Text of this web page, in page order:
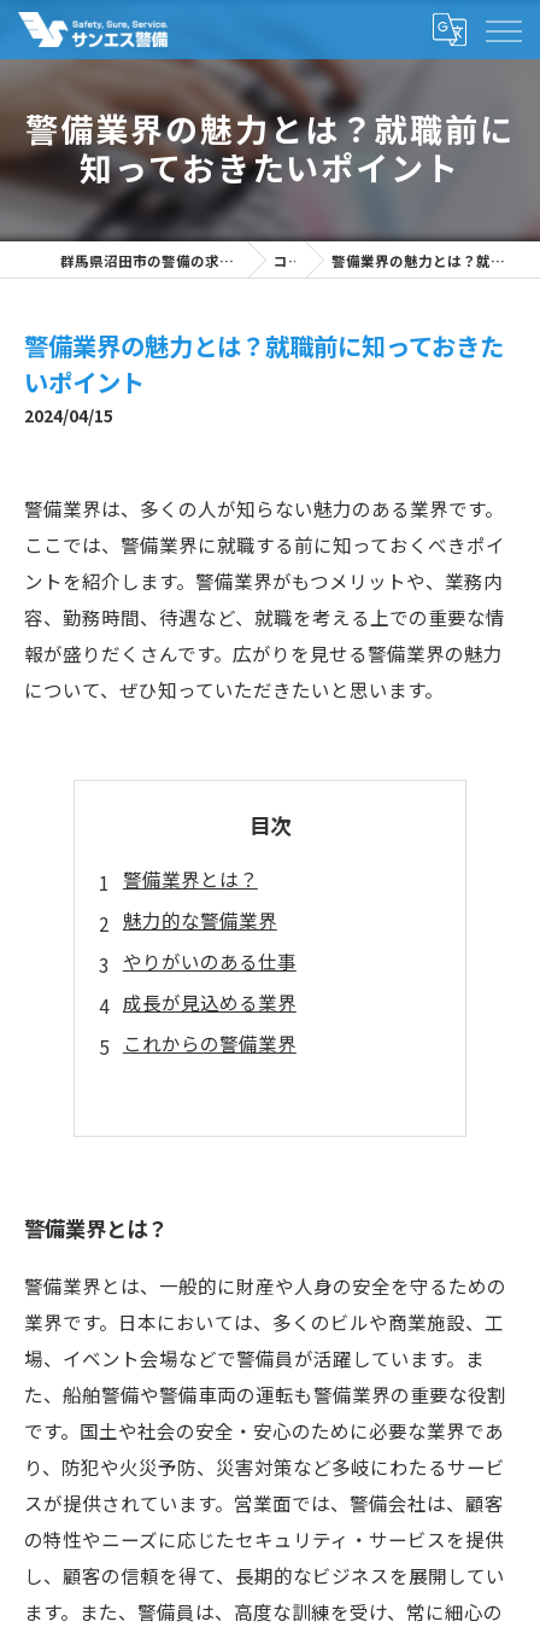
警備業界の魅力とは？就職前に
知っておきたいポイント
群馬県沼田市の警備の求人なら株式会社サンエス警備 コラム 警備業界の魅力とは？就職前に知っておきたいポイント
警備業界の魅力とは？就職前に知っておきた
いポイント
2024/04/15
警備業界は、多くの人が知らない魅力のある業界です。
ここでは、警備業界に就職する前に知っておくべきポイ
ントを紹介します。警備業界がもつメリットや、業務内
容、勤務時間、待遇など、就職を考える上での重要な情
報が盛りだくさんです。広がりを見せる警備業界の魅力
について、ぜひ知っていただきたいと思います。
目次
警備業界とは？
魅力的な警備業界
やりがいのある仕事
成長が見込める業界
これからの警備業界
警備業界とは？
警備業界とは、一般的に財産や人身の安全を守るための
業界です。日本においては、多くのビルや商業施設、工
場、イベント会場などで警備員が活躍しています。ま
た、船舶警備や警備車両の運転も警備業界の重要な役割
です。国土や社会の安全・安心のために必要な業界であ
り、防犯や火災予防、災害対策など多岐にわたるサービ
スが提供されています。営業面では、警備会社は、顧客
の特性やニーズに応じたセキュリティ・サービスを提供
し、顧客の信頼を得て、長期的なビジネスを展開してい
ます。また、警備員は、高度な訓練を受け、常に細心の